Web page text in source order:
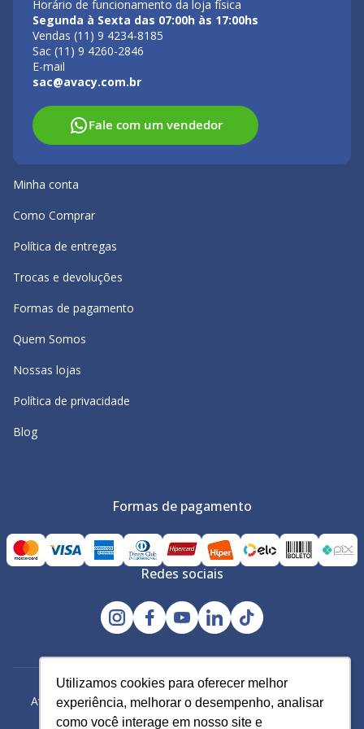
Utilizamos cookies para oferecer melhor
experiência, melhorar o desempenho, analisar
como você interage em nosso site e
Utilizamos cookies para oferecer melhor
experiência, melhorar o desempenho, analisar
como você interage em nosso site e
Horário de funcionamento da loja física
Segunda à Sexta das 07:00h às 17:00hs
Vendas (11) 9 4234-8185
Sac (11) 9 4260-2846
E-mail
sac@avacy.com.br
Fale com um vendedor
Minha conta
Como Comprar
Política de entregas
Trocas e devoluções
Formas de pagamento
Quem Somos
Nossas lojas
Política de privacidade
Blog
Formas de pagamento
Redes sociais
Avacy Distribuidora e Comércio de Calçados Ltda | CNPJ:
61.234.829/0001-43